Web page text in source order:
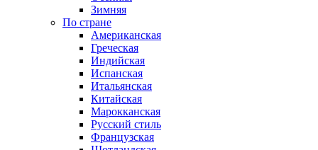
Зимняя
По стране
Американская
Греческая
Индийская
Испанская
Итальянская
Китайская
Марокканская
Русский стиль
Французская